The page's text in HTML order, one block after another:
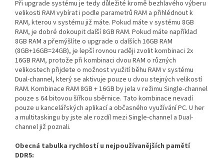
Při upgrade systému je tedy důležité kromě bezhlavého výberu
velikosti RAM vybírat i podle parametrů RAM a přihlédnout k
RAM, kterou v systému již máte. Pokud máte v systému 8GB
RAM, je dobré dokoupit další 8GB RAM. Pokud máte například
8GB RAM a přemýšlíte o upgrade o dalších 16GB RAM
(8GB+16GB=24GB), je lepší rovnou raději zvolit kombinaci 2x
16GB RAM, protože při kombinaci dvou RAM o různých
velikostech přijdete o možnost využití běhu RAM v systému
Dual-channel, který se aktivuje pouze u dvou stejných velikostí
RAM. Kombinace RAM 8GB + 16GB by jela v režimu Single-channel
pouze s 64 bitovou šířkou sběrnice. Tato kombinace nevadí
pouze u kancelářských aplikací a občasného využívání PC. U her
a multitaskingu by jste ale rozdíl mezi Single-channel a Dual-
channel již poznali.
Obecná tabulka rychlostí u nejpoužívanějších pamětí
DDR5: